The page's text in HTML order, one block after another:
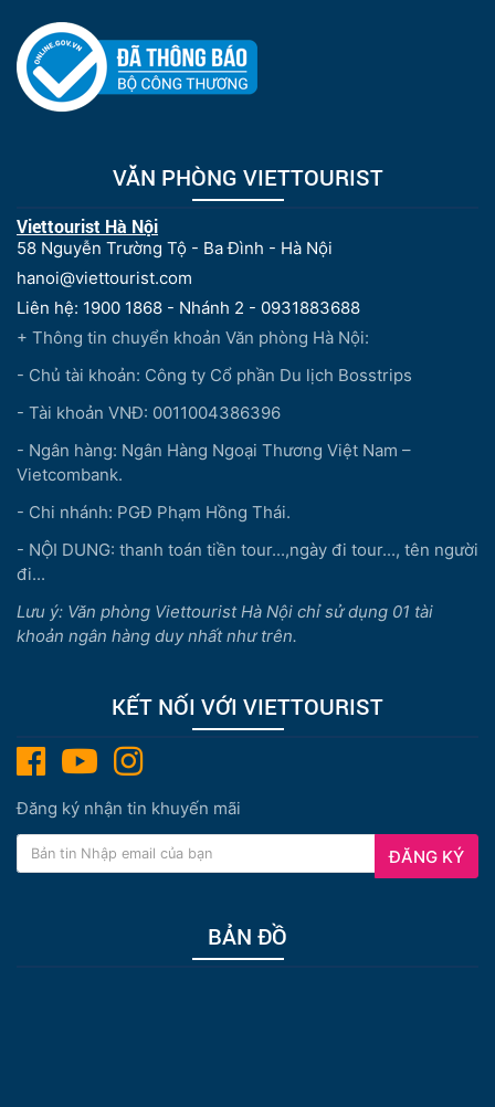
VĂN PHÒNG VIETTOURIST
Viettourist Hà Nội
58 Nguyễn Trường Tộ - Ba Đình - Hà Nội
hanoi@viettourist.com
Liên hệ: 1900 1868 - Nhánh 2 - 0931883688
+ Thông tin chuyển khoản Văn phòng Hà Nội:
- Chủ tài khoản: Công ty Cổ phần Du lịch Bosstrips
- Tài khoản VNĐ: 0011004386396
- Ngân hàng: Ngân Hàng Ngoại Thương Việt Nam –
Vietcombank.
- Chi nhánh: PGĐ Phạm Hồng Thái.
- NỘI DUNG: thanh toán tiền tour...,ngày đi tour..., tên người
đi...
Lưu ý: Văn phòng Viettourist Hà Nội chỉ sử dụng 01 tài
khoản ngân hàng duy nhất như trên.
KẾT NỐI VỚI VIETTOURIST
Đăng ký nhận tin khuyến mãi
ĐĂNG KÝ
BẢN ĐỒ